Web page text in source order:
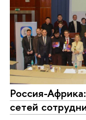
Россия-
сетей